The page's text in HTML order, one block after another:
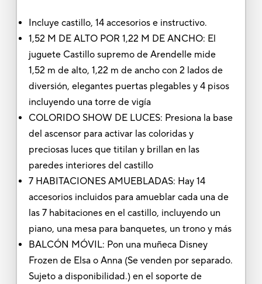
Incluye castillo, 14 accesorios e instructivo.
1,52 M DE ALTO POR 1,22 M DE ANCHO: El
juguete Castillo supremo de Arendelle mide
1,52 m de alto, 1,22 m de ancho con 2 lados de
diversión, elegantes puertas plegables y 4 pisos
incluyendo una torre de vigía
COLORIDO SHOW DE LUCES: Presiona la base
del ascensor para activar las coloridas y
preciosas luces que titilan y brillan en las
paredes interiores del castillo
7 HABITACIONES AMUEBLADAS: Hay 14
accesorios incluidos para amueblar cada una de
las 7 habitaciones en el castillo, incluyendo un
piano, una mesa para banquetes, un trono y más
BALCÓN MÓVIL: Pon una muñeca Disney
Frozen de Elsa o Anna (Se venden por separado.
Sujeto a disponibilidad.) en el soporte de